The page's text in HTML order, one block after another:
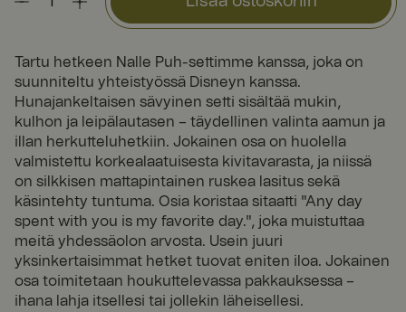
Tartu hetkeen Nalle Puh-settimme kanssa, joka on
suunniteltu yhteistyössä Disneyn kanssa.
Hunajankeltaisen sävyinen setti sisältää mukin,
kulhon ja leipälautasen – täydellinen valinta aamun ja
illan herkutteluhetkiin. Jokainen osa on huolella
valmistettu korkealaatuisesta kivitavarasta, ja niissä
on silkkisen mattapintainen ruskea lasitus sekä
käsintehty tuntuma. Osia koristaa sitaatti "Any day
spent with you is my favorite day.", joka muistuttaa
meitä yhdessäolon arvosta. Usein juuri
yksinkertaisimmat hetket tuovat eniten iloa. Jokainen
osa toimitetaan houkuttelevassa pakkauksessa –
ihana lahja itsellesi tai jollekin läheisellesi.